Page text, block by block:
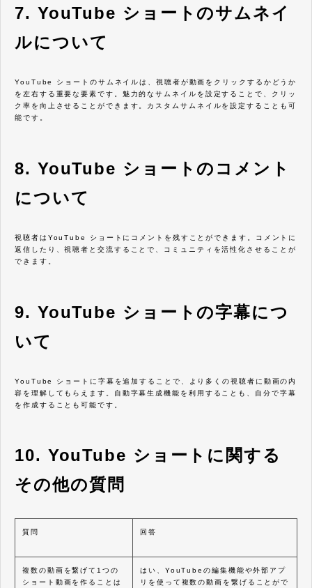
7. YouTube ショートのサムネイ
ルについて
YouTube ショートのサムネイルは、視聴者が動画をクリックするかどうか
を左右する重要な要素です。魅力的なサムネイルを設定することで、クリッ
ク率を向上させることができます。カスタムサムネイルを設定することも可
能です。
8. YouTube ショートのコメント
について
視聴者はYouTube ショートにコメントを残すことができます。コメントに
返信したり、視聴者と交流することで、コミュニティを活性化させることが
できます。
9. YouTube ショートの字幕につ
いて
YouTube ショートに字幕を追加することで、より多くの視聴者に動画の内
容を理解してもらえます。自動字幕生成機能を利用することも、自分で字幕
を作成することも可能です。
10. YouTube ショートに関する
その他の質問
質問 回答
複数の動画を繋げて1つの
ショート動画を作ることは
はい、YouTubeの編集機能や外部アプ
リを使って複数の動画を繋げることがで